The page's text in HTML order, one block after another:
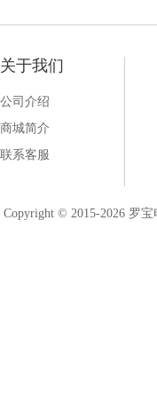
关于我们
公司介绍
商城简介
联系客服
Copyright © 2015-2026 罗